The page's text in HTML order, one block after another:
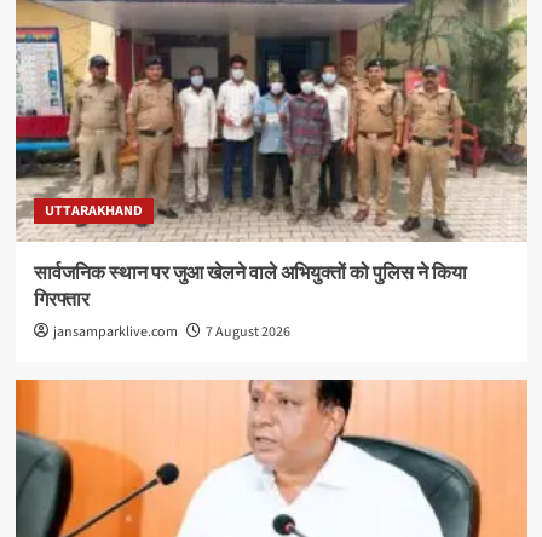
UTTARAKHAND
सार्वजनिक स्थान पर जुआ खेलने वाले अभियुक्तों को पुलिस ने किया
गिरफ्तार
jansamparklive.com 7 August 2026